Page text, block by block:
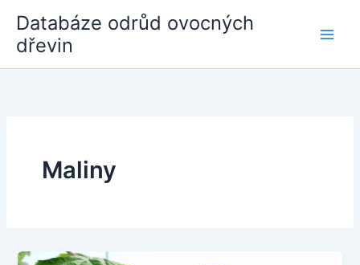
obsah
Databáze odrůd ovocných
dřevin
Maliny